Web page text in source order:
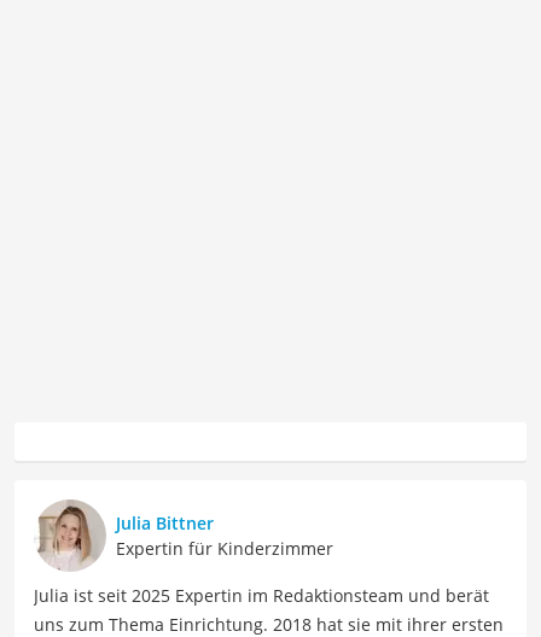
Julia Bittner
Expertin für Kinderzimmer
Julia ist seit 2025 Expertin im Redaktionsteam und berät
uns zum Thema Einrichtung. 2018 hat sie mit ihrer ersten